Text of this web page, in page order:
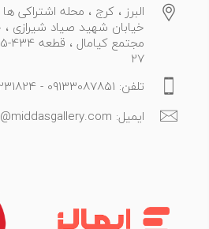
البرز ، کرج ، محله اشتراکی
خیابان شهید صیاد شیرازی ،
27
تلفن: 09133087851 - 02634231824
ایمیل: info@middasgallery.com